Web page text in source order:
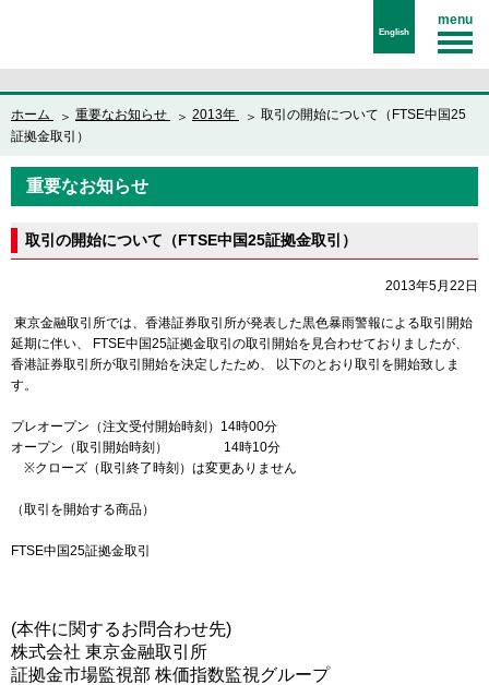
English
ホーム 重要なお知らせ 2013年
取引の開始について（FTSE中国25
証拠金取引）
重要なお知らせ
取引の開始について（FTSE中国25証拠金取引）
2013年5月22日
東京金融取引所では、香港証券取引所が発表した黒色暴雨警報による取引開始
延期に伴い、 FTSE中国25証拠金取引の取引開始を見合わせておりましたが、
香港証券取引所が取引開始を決定したため、 以下のとおり取引を開始致しま
す。
プレオープン（注文受付開始時刻）14時00分
オープン（取引開始時刻） 14時10分
※クローズ（取引終了時刻）は変更ありません
（取引を開始する商品）
FTSE中国25証拠金取引
(本件に関するお問合わせ先)
株式会社 東京金融取引所
証拠金市場監視部 株価指数監視グループ
menu